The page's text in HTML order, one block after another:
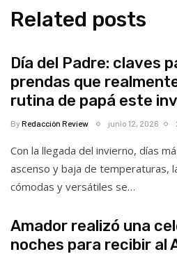
Related posts
Día del Padre: claves
prendas que
rutina de papá este
ByRedacción Review junio 12, 2026
Con la llegada del invierno, días
ascenso y baja de temperaturas,
cómodas y versátiles se…
Amador realizó una
noches para recibir al